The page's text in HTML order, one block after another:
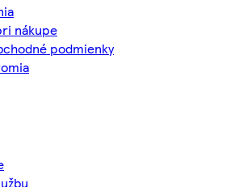
nákupe
podmienky